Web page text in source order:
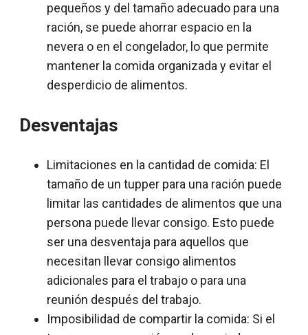
pequeños y del tamaño adecuado para una
ración, se puede ahorrar espacio en la
nevera o en el congelador, lo que permite
mantener la comida organizada y evitar el
desperdicio de alimentos.
Desventajas
Limitaciones en la cantidad de comida: El
tamaño de un tupper para una ración puede
limitar las cantidades de alimentos que una
persona puede llevar consigo. Esto puede
ser una desventaja para aquellos que
necesitan llevar consigo alimentos
adicionales para el trabajo o para una
reunión después del trabajo.
Imposibilidad de compartir la comida: Si el